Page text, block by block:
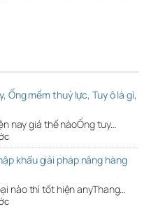
Ống mềm thuỷ lực, Tuy ô là gì,
nay giá thế nàoỐng tuy…
khẩu giải pháp nâng hàng
nào thì tốt hiện anyThang…